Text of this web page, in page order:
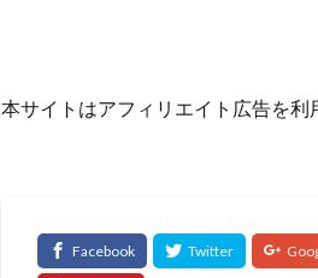
本サイトはアフィリエイト広告を利